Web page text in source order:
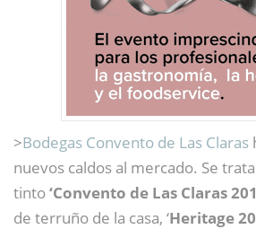
>Bodegas Convento de Las Claras
nuevos caldos al mercado. Se
tinto‘Convento de Las Claras
de terruño de la casa, ‘Heritage